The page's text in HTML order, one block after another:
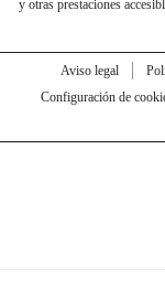
y otras prestaciones
Aviso legal
Configuración de